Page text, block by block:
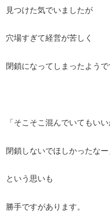
見つけた気でいましたが
穴場すぎて経営が苦しく
閉鎖になってしまったようで
「そこそこ混んでいてもいい
閉鎖しないでほしかったなー
という思いも
勝手ですがあります。